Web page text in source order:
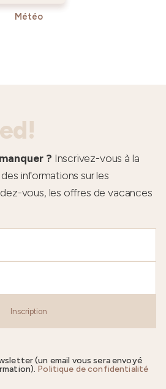
Météo
? Inscrivez-vous à la
informations sur les
vous, les offres de vacances
Inscription
(un email vous sera envoyé
Politique de confidentialité